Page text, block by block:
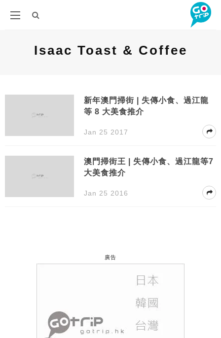
Isaac Toast & Coffee
新年澳門掃街 | 失傳小食、過江龍
等 8 大美食推介
Jan 25 2017
澳門掃街王 | 失傳小食、過江龍等7
大美食推介
Jan 25 2016
廣告